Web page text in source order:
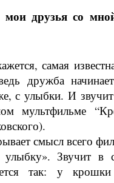
мои друзья со
самая
дружба
с улыбки. И
мультфильме
смысл всего
Звучит в
так: у